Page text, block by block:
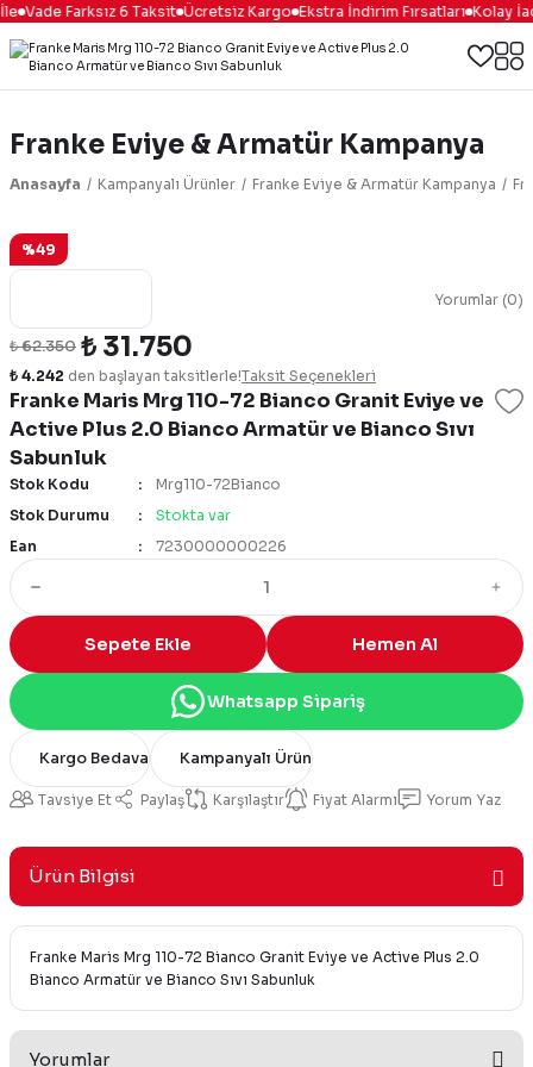
Vade Farksız 6 Taksit Ücretsiz Kargo Ekstra İndirim Fırsatları Kolay
Franke Eviye & Armatür Kampanya
Anasayfa Kampanyalı Ürünler Franke Eviye & Armatür Kampanya
%49
Yorumlar (0)
Franke Maris Mrg 110-72 Bianco Granit Eviye ve
Active Plus 2.0 Bianco Armatür ve Bianco Sıvı
Sabunluk
₺ 62.350 ₺ 31.750
₺ 4.242 den başlayan taksitlerle!Taksit Seçenekleri
Stok Kodu
Mrg110-72Bianco
Stok Durumu
Stokta var
Ean
7230000000226
Sepete Ekle Hemen Al
Whatsapp Sipariş
Kargo Bedava Kampanyalı Ürün
Tavsiye Et Paylaş Karşılaştır Fiyat Alarmı Yorum Yaz
Ürün Bilgisi
Franke Maris Mrg 110-72 Bianco Granit Eviye ve Active Plus 2.0
Bianco Armatür ve Bianco Sıvı Sabunluk
Yorumlar